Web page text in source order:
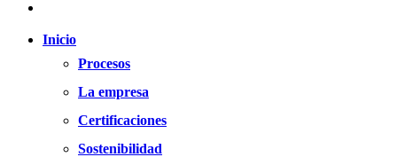
Inicio
Procesos
La empresa
Certificaciones
Sostenibilidad